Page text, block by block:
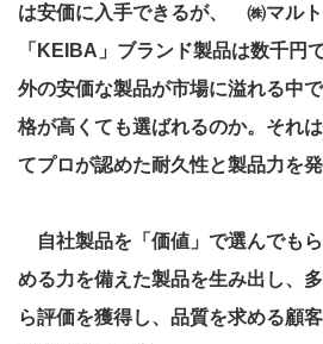
は安価に入手できるが、 ㈱マル
「KEIBA」ブランド製品は数千円
外の安価な製品が市場に溢れる中
格が高くても選ばれるのか。それ
てプロが認めた耐久性と製品力を
自社製品を「価値」で選んでも
める力を備えた製品を生み出し、
ら評価を獲得し、品質を求める顧